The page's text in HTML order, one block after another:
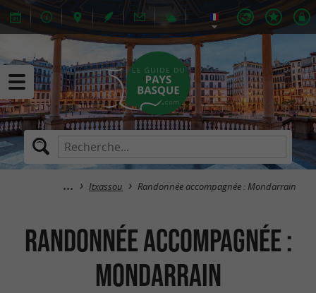
Itxassou Randonnée accompagnée : Mondarrain
Randonnée accompagnée :
Mondarrain